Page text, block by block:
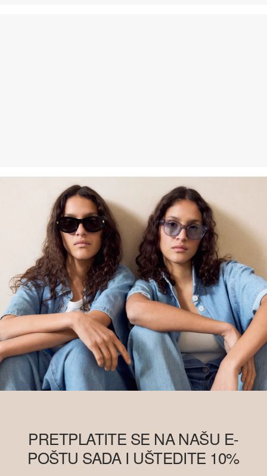
PRETPLATITE SE NA NAŠU E-
POŠTU SADA I UŠTEDITE 10%